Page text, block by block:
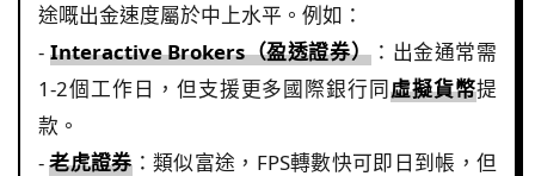
途嘅出金速度屬於中上水平。例如：
- Interactive Brokers（盈透證券） ：出金通常需
1-2個工作日，但支援更多國際銀行同虛擬貨幣提
款。
-老虎證券：類似富途，FPS轉數快可即日到帳，但